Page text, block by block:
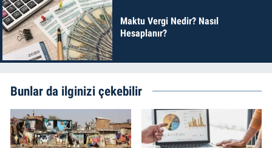
Maktu Vergi Nedir? Nasıl
Hesaplanır?
Bunlar da ilginizi çekebilir